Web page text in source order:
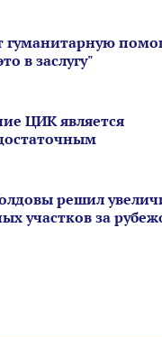
гуманитарную
в заслугу"
ЦИК является
решил
участков за